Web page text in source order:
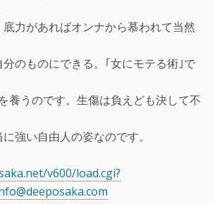
力があればオンナから慕われて当然
のものにできる。｢女にモテる術｣で
養うのです。生傷は負えども決して不
強い自由人の姿なのです。
v600/load.cgi?